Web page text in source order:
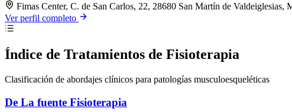
Fimas Center, C. de San Carlos, 22, 28680 San Martín de Valdeiglesias,
Ver perfil completo
Índice de Tratamientos de Fisioterapia
Clasificación de abordajes clínicos para patologías musculoesqueléticas
De La fuente Fisioterapia